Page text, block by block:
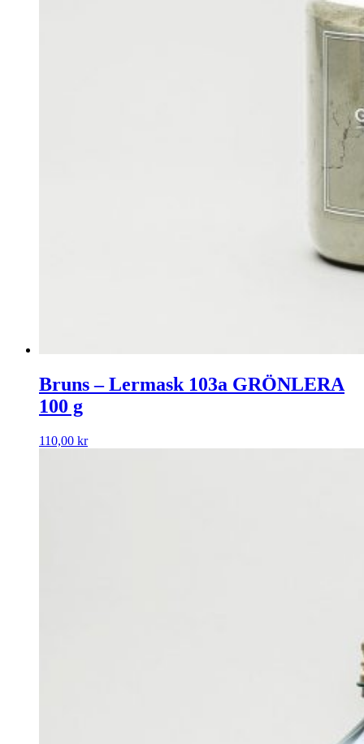
Bruns – Lermask 103a GRÖNLERA
100 g
110,00 kr